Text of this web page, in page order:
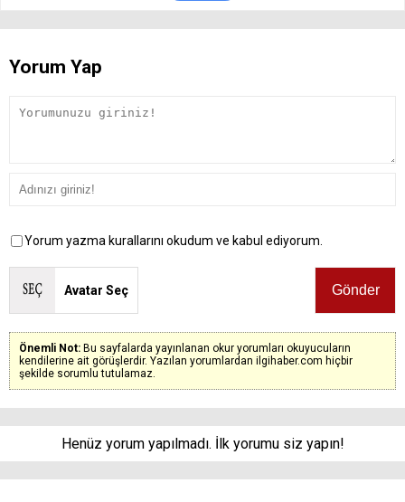
Yorum Yap
Yorum yazma kurallarını okudum ve kabul ediyorum.
Avatar Seç
Önemli Not: Bu sayfalarda yayınlanan okur yorumları okuyucuların
kendilerine ait görüşlerdir. Yazılan yorumlardan ilgihaber.com hiçbir
şekilde sorumlu tutulamaz.
Henüz yorum yapılmadı. İlk yorumu siz yapın!